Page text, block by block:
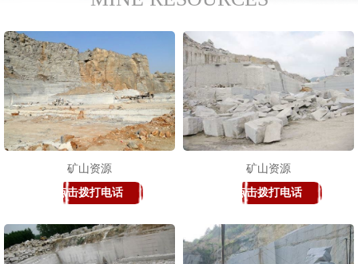
矿山资源
点击拨打电话
矿山资源
点击拨打电话